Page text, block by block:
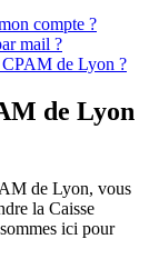
compte ?
mail ?
CPAM de Lyon ?
de Lyon
de Lyon, vous
la Caisse
ici pour